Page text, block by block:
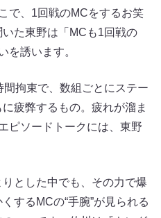
で、1回戦のMCをするお笑
た東野は「MCも1回戦の
を誘います。
拘束で、数組ごとにステー
疲弊するもの。疲れが溜ま
ピソードトークには、東野
とした中でも、その力で爆
するMCの“手腕”が見られる